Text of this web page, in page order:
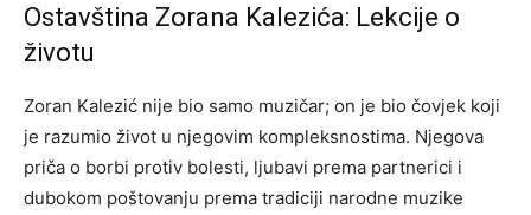
Ostavština Zorana Kalezića: Lekcije o
životu
Zoran Kalezić nije bio samo muzičar; on je bio čovjek koji
je razumio život u njegovim kompleksnostima. Njegova
priča o borbi protiv bolesti, ljubavi prema partnerici i
dubokom poštovanju prema tradiciji narodne muzike